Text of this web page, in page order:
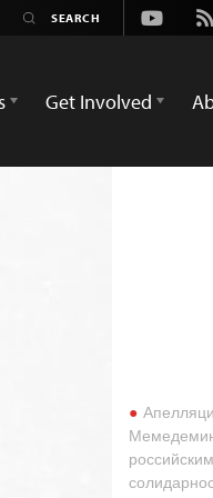
Youtube
Rss
Get Involved